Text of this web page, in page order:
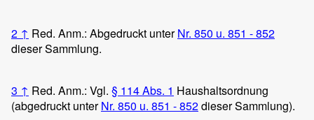
2 ↑ Red. Anm.: Abgedruckt unterNr. 850 u. 851 - 852
dieser Sammlung.
3 ↑ Red. Anm.: Vgl. § 114 Abs. 1 Haushaltsordnung
(abgedruckt unterNr. 850 u. 851 - 852dieser Sammlung).